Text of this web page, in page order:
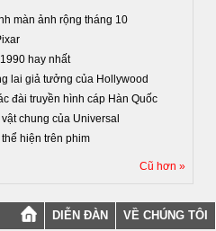
màn ảnh rộng tháng 10
hay nhất
lai giả tưởng của Hollywood
đài truyền hình cáp Hàn Quốc
chung của Universal
hiện trên phim
Cũ hơn »
DIỄN ĐÀN VỀ CHÚNG TÔI